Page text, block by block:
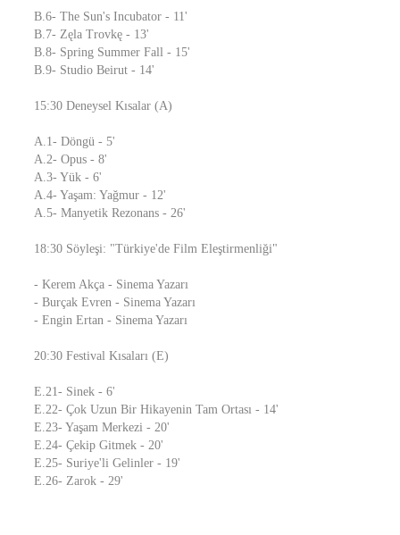
B.6- The Sun's Incubator - 11'
B.7- Zęla Trovkę - 13'
B.8- Spring Summer Fall - 15'
B.9- Studio Beirut - 14'
15:30 Deneysel Kısalar (A)
A.1- Döngü - 5'
A.2- Opus - 8'
A.3- Yük - 6'
A.4- Yaşam: Yağmur - 12'
A.5- Manyetik Rezonans - 26'
18:30 Söyleşi: "Türkiye'de Film Eleştirmenliği"
- Kerem Akça - Sinema Yazarı
- Burçak Evren - Sinema Yazarı
- Engin Ertan - Sinema Yazarı
20:30 Festival Kısaları (E)
E.21- Sinek - 6'
E.22- Çok Uzun Bir Hikayenin Tam Ortası - 14'
E.23- Yaşam Merkezi - 20'
E.24- Çekip Gitmek - 20'
E.25- Suriye'li Gelinler - 19'
E.26- Zarok - 29'